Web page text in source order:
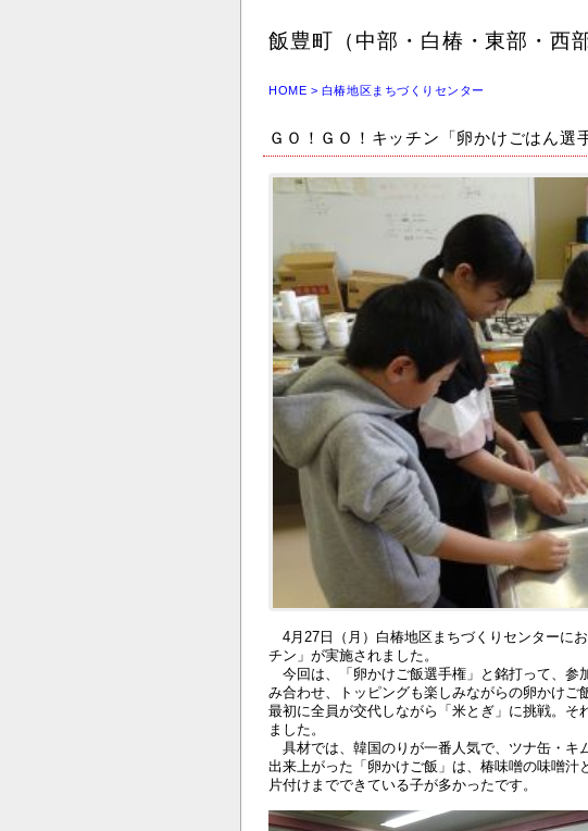
飯豊町（中部・白椿・東部・西
HOME > 白椿地区まちづくりセンター
ＧＯ！ＧＯ！キッチン「卵かけごはん選
4月27日（月）白椿地区まちづくりセンターに
チン」が実施されました。
今回は、「卵かけご飯選手権」と銘打って、参
み合わせ、トッピングも楽しみながらの卵かけご
最初に全員が交代しながら「米とぎ」に挑戦。
ました。
具材では、韓国のりが一番人気で、ツナ缶・キ
出来上がった「卵かけご飯」は、椿味噌の味噌
片付けまでできている子が多かったです。